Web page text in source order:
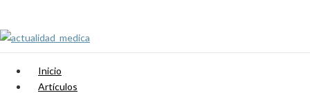
Inicio
Artículos